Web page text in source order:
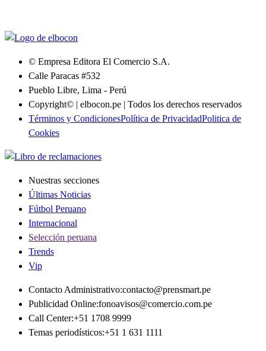
© Empresa Editora El Comercio S.A.
Calle Paracas #532
Pueblo Libre, Lima - Perú
Copyright© | elbocon.pe | Todos los derechos reservados
Términos y CondicionesPolítica de PrivacidadPolitica de
Cookies
Nuestras secciones
Últimas Noticias
Fútbol Peruano
Internacional
Selección peruana
Trends
Vip
Contacto Administrativo:contacto@prensmart.pe
Publicidad Online:fonoavisos@comercio.com.pe
Call Center:+51 1708 9999
Temas periodísticos:+51 1 631 1111